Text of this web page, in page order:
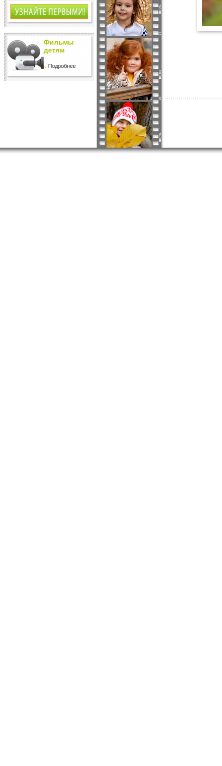
Фильмы
детям
Подробнее